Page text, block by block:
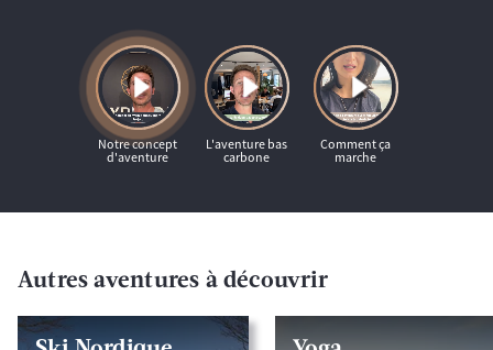
Autres aventures à découvrir